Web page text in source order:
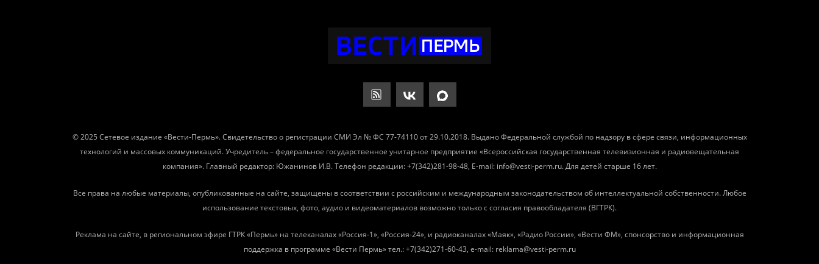
© 2025 Сетевое издание «Вести-Пермь». Свидетельство о регистрации СМИ Эл № ФС 77-74110 от 29.10.2018. Выдано Федеральной службой по надзору в сфере связи, информационных
технологий и массовых коммуникаций. Учредитель – федеральное государственное унитарное предприятие «Всероссийская государственная телевизионная и радиовещательная
компания». Главный редактор: Южанинов И.В. Телефон редакции: +7(342)281-98-48, E-mail: info@vesti-perm.ru. Для детей старше 16 лет.
Все права на любые материалы, опубликованные на сайте, защищены в соответствии с российским и международным законодательством об интеллектуальной собственности. Любое
использование текстовых, фото, аудио и видеоматериалов возможно только с согласия правообладателя (ВГТРК).
Реклама на сайте, в региональном эфире ГТРК «Пермь» на телеканалах «Россия-1», «Россия-24», и радиоканалах «Маяк», «Радио России», «Вести ФМ», спонсорство и информационная
поддержка в программе «Вести Пермь» тел.: +7(342)271-60-43, e-mail: reklama@vesti-perm.ru